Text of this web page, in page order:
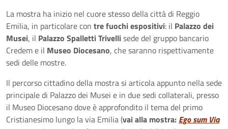
La mostra ha inizio nel cuore stesso della città di Reggio
Emilia, in particolare con tre fuochi espositivi: il Palazzo dei
Musei, il Palazzo Spalletti Trivellisede del gruppo bancario
Credem e il Museo Diocesano, che saranno rispettivamente
sedi delle mostre.
Il percorso cittadino della mostra si articola appunto nella sede
principale di Palazzo dei Musei e in due sedi collaterali, presso
il Museo Diocesano dove è approfondito il tema del primo
Cristianesimo lungo la via Emilia (vai alla mostra: Ego sum Via